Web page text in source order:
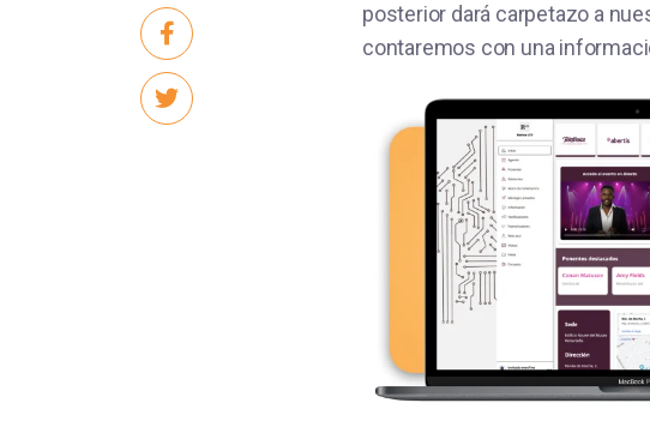
posterior dará carpetazo a
contaremos con una